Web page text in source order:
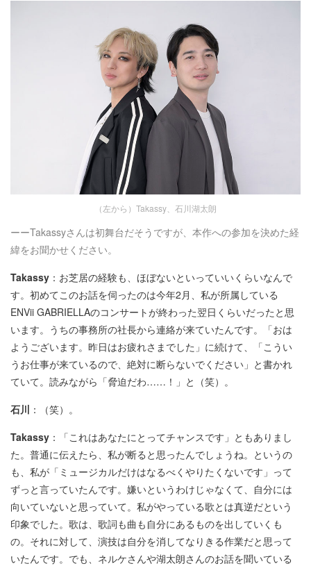
（左から）Takassy、石川湖太朗
ーーTakassyさんは初舞台だそうですが、本作への参加を決めた経
緯をお聞かせください。
Takassy ：お芝居の経験も、ほぼないといっていいくらいなんで
す。初めてこのお話を伺ったのは今年2月、私が所属している
ENVii GABRIELLAのコンサートが終わった翌日くらいだったと思
います。うちの事務所の社長から連絡が来ていたんです。「おは
ようございます。昨日はお疲れさまでした」に続けて、「こうい
うお仕事が来ているので、絶対に断らないでください」と書かれ
ていて。読みながら「脅迫だわ……！」と（笑）。
石川 ：（笑）。
Takassy ：「これはあなたにとってチャンスです」ともありまし
た。普通に伝えたら、私が断ると思ったんでしょうね。というの
も、私が「ミュージカルだけはなるべくやりたくないです」って
ずっと言っていたんです。嫌いというわけじゃなくて、自分には
向いていないと思っていて。私がやっている歌とは真逆だという
印象でした。歌は、歌詞も曲も自分にあるものを出していくも
の。それに対して、演技は自分を消してなりきる作業だと思って
いたんです。でも、ネルケさんや湖太朗さんのお話を聞いている